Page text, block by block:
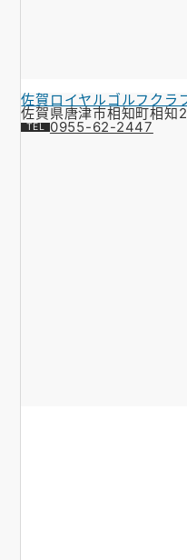
佐賀ロイヤルゴルフクラ
佐賀県唐津市相知町相知
0955-62-2447